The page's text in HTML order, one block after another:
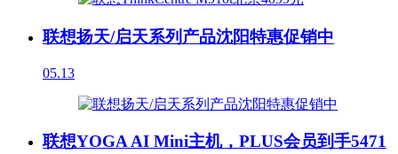
联想扬天/启天系列产品沈阳特惠促销中
05.13
联想YOGA AI Mini主机，PLUS会员到手5471